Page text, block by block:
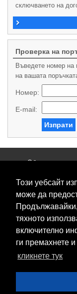
Този уебсайт
може да
тяхното
включително
ги премахнете
кликнете тук
сключването на
Проверка на
Въведете номер на
на вашата
Номер:
E-mail:
Изпрати
Общи условия
Свържете се с
Контакти
Нашите сервизи
Блог
© 2026
Изграждане и